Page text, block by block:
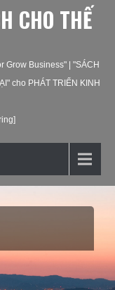
CHO THẾ
Grow Business" | "SÁCH
cho PHÁT TRIỂN KINH